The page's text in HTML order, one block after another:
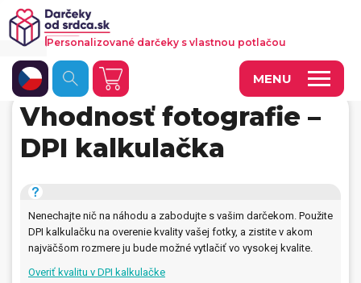
MENU
Fotoobrazy a dekorácie
Hrnčeky a keramika
Kalendáre
Fotoknihy a fotozošity
Personalizované hry
Personalizované darčeky s vlastnou potlačou
Vhodnosť fotografie –
DPI kalkulačka
Nenechajte nič na náhodu a zabodujte s vašim darčekom. Použite
DPI kalkulačku na overenie kvality vašej fotky, a zistite v akom
najväčšom rozmere ju bude možné vytlačiť vo vysokej kvalite.
Overiť kvalitu v DPI kalkulačke